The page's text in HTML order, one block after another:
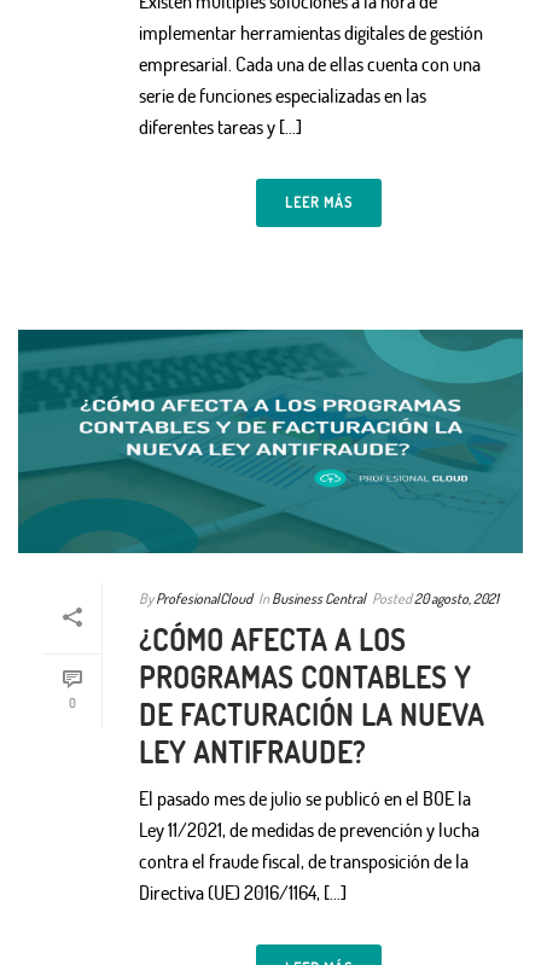
implementar herramientas digitales de gestión
empresarial. Cada una de ellas cuenta con una
serie de funciones especializadas en las
diferentes tareas y [...]
LEER MÁS
0
By ProfesionalCloud In Business Central Posted20 agosto, 2021
¿CÓMO AFECTA A LOS
PROGRAMAS CONTABLES Y
DE FACTURACIÓN LA NUEVA
LEY ANTIFRAUDE?
El pasado mes de julio se publicó en el BOE la
Ley 11/2021, de medidas de prevención y lucha
contra el fraude fiscal, de transposición de la
Directiva (UE) 2016/1164, […]